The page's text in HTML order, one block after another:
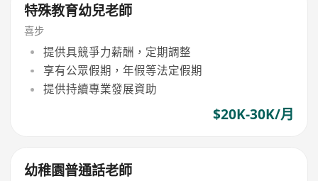
特殊教育幼兒老師
喜步
提供具競爭力薪酬，定期調整
享有公眾假期，年假等法定假期
提供持續專業發展資助
$20K-30K/月
幼稚園普通話老師